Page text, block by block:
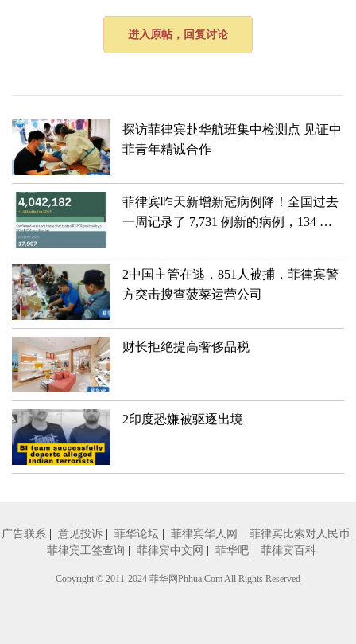
进入原帖，回复讨论
探访菲律宾赴华航班集中检测点 见证中
菲青年精诚合作
菲律宾昨天新增新冠病例降！全国过去
一周记录了 7,731 例新的病例，134 例
2中国主管在逃，851人被捕，菲律宾警
方突击搜查菠菜运营公司
财长拒绝提高奢侈品税
2印度恐嫌被驱逐出境
广告联系 意见投诉 菲华论坛 菲律宾华人网 菲律宾比索对人民币
菲律宾工签查询
菲律宾中文网 菲华吧 菲律宾百科
Copyright © 2011-2024 菲华网Phhua.Com All Rights Reserved